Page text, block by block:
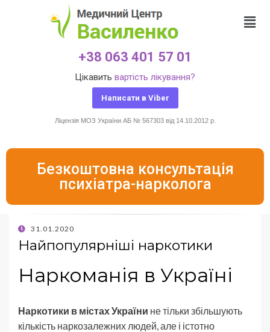
+38 063 401 57 01
Цікавить вартість лікування?
Написати в Viber
Ліцензія МОЗ України АБ № 567303 від 14.10.2012 р.
Безкоштовна консультація
психіатра-нарколога
31.01.2020
Найпопулярніші наркотики
Наркоманія в Україні
Наркотики в містах України не тільки збільшують
кількість наркозалежних людей, але і істотно